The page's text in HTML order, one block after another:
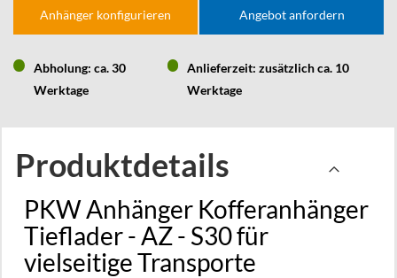
Anhänger konfigurieren Angebot anfordern
Abholung: ca. 30
Werktage
Anlieferzeit: zusätzlich ca. 10
Werktage
Produktdetails
PKW Anhänger Kofferanhänger
Tieflader - AZ - S30 für
vielseitige Transporte